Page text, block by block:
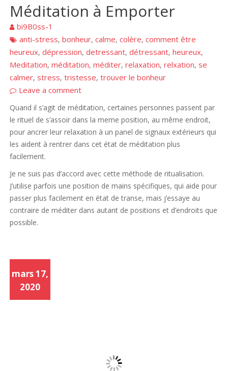
Méditation à Emporter
bi9B0ss-1
anti-stress,bonheur,calme,colère,comment être
heureux,dépression,detressant,détressant,heureux,
Meditation,méditation,méditer,relaxation,relxation,se
calmer,stress,tristesse,trouver le bonheur
Leave a comment
Quand il s’agit de méditation, certaines personnes passent par
le rituel de s’assoir dans la meme position, au même endroit,
pour ancrer leur relaxation à un panel de signaux extérieurs qui
les aident à rentrer dans cet état de méditation plus
facilement.
Je ne suis pas d’accord avec cette méthode de ritualisation.
J’utilise parfois une position de mains spécifiques, qui aide pour
passer plus facilement en état de transe, mais j’essaye au
contraire de méditer dans autant de positions et d’endroits que
possible.
mars 17,
2020